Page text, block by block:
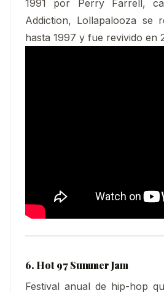
1991 por Perry Farrell,
Addiction, Lollapalooza se
hasta 1997 y fue revivido en
6. Hot 97 Summer Jam
Festival anual de hip-hop